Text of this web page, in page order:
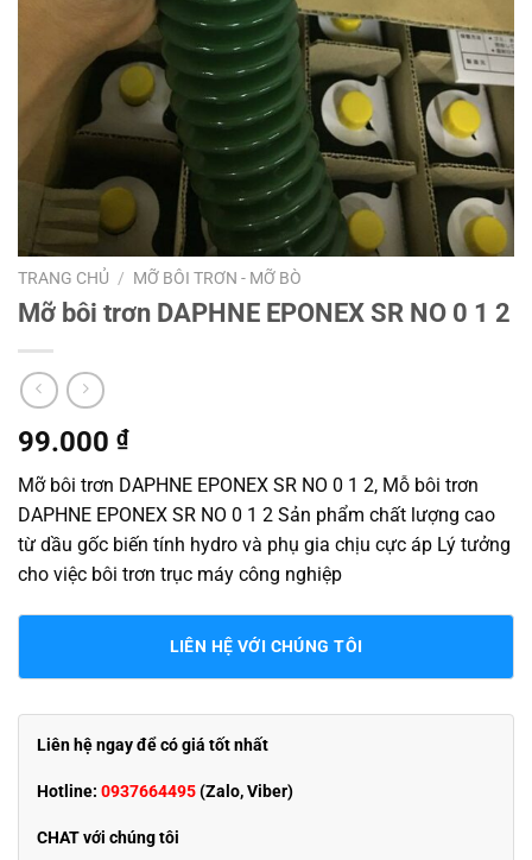
TRANG CHỦ / MỠ BÔI TRƠN - MỠ BÒ
Mỡ bôi trơn DAPHNE EPONEX SR NO 0 1 2
99.000 ₫
Mỡ bôi trơn DAPHNE EPONEX SR NO 0 1 2, Mỗ bôi trơn
DAPHNE EPONEX SR NO 0 1 2 Sản phẩm chất lượng cao
từ dầu gốc biến tính hydro và phụ gia chịu cực áp Lý tưởng
cho việc bôi trơn trục máy công nghiệp
LIÊN HỆ VỚI CHÚNG TÔI
Liên hệ ngay để có giá tốt nhất
Hotline: 0937664495(Zalo, Viber)
CHAT với chúng tôi